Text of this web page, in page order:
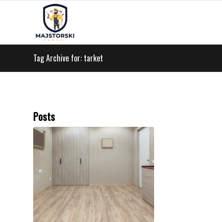
Tag Archive for: tarket
Posts